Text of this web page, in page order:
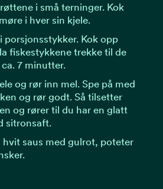
i små terninger. Kok
i hver sin kjele.
Kok opp
fiskestykkene trekke til de
7 minutter.
og rør inn mel. Spe på med
og rør godt. Så tilsetter
og rører til du har en glatt
sitronsaft.
hvit saus med gulrot, poteter